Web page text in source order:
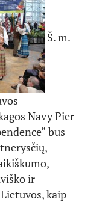
Š. m.
Navy Pier
bus
ir
kaip